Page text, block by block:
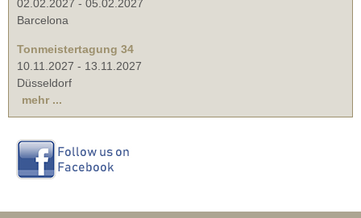
02.02.2027 - 05.02.2027
Barcelona
Tonmeistertagung 34
10.11.2027 - 13.11.2027
Düsseldorf
mehr ...